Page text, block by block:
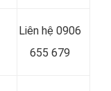
Liên hệ 0906
655 679